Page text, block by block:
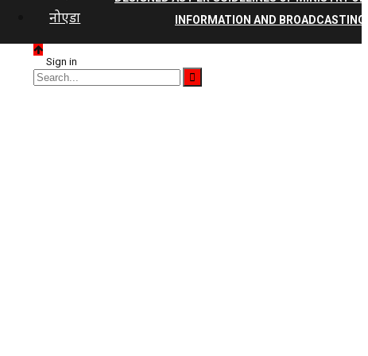
नोएडा
INFORMATION AND BROADCASTING
Sign in